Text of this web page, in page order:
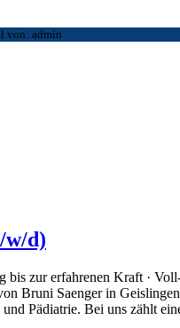
von: admin
w/d)
bis zur erfahrenen Kraft ·
Bruni Saenger in
Pädiatrie. Bei uns zählt